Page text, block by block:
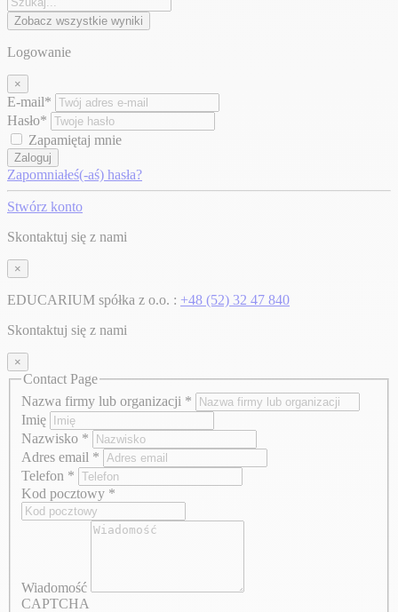
Zobacz wszystkie wyniki
Logowanie
×
E-mail*
Hasło*
Zapamiętaj mnie
Zaloguj
Zapomniałeś(-aś) hasła?
Stwórz konto
Skontaktuj się z nami
×
EDUCARIUM spółka z o.o. : +48 (52) 32 47 840
Skontaktuj się z nami
×
Contact Page
Nazwa firmy lub organizacji *
Imię
Nazwisko *
Adres email *
Telefon *
Kod pocztowy *
Wiadomość
CAPTCHA